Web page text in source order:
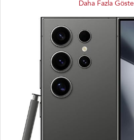
All
Daha Fazla